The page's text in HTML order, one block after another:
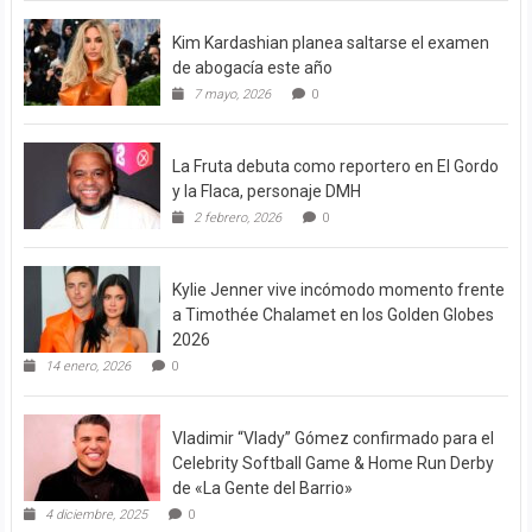
Kim Kardashian planea saltarse el examen
de abogacía este año
7 mayo, 2026 0
La Fruta debuta como reportero en El Gordo
y la Flaca, personaje DMH
2 febrero, 2026 0
Kylie Jenner vive incómodo momento frente
a Timothée Chalamet en los Golden Globes
2026
14 enero, 2026 0
Vladimir “Vlady” Gómez confirmado para el
Celebrity Softball Game & Home Run Derby
de «La Gente del Barrio»
4 diciembre, 2025 0